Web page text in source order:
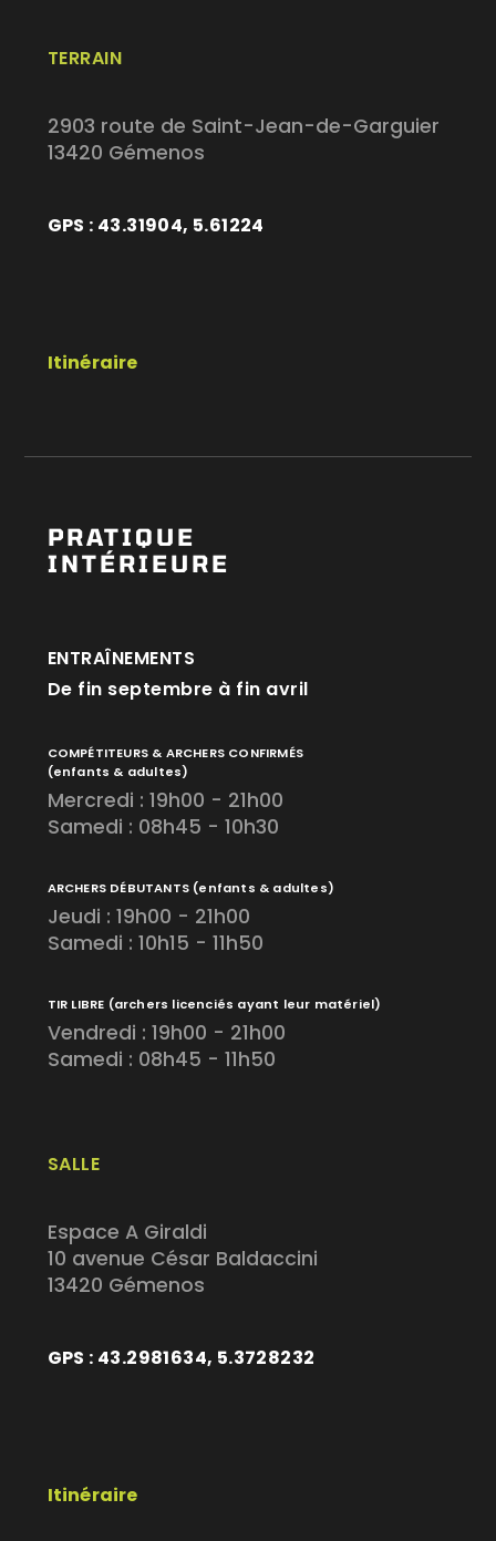
TERRAIN
2903 route de Saint-Jean-de-Garguier
13420 Gémenos
GPS : 43.31904, 5.61224
Itinéraire
PRATIQUE
INTÉRIEURE
SALLE
Espace A Giraldi
10 avenue César Baldaccini
13420 Gémenos
GPS : 43.2981634, 5.3728232
Itinéraire
ENTRAÎNEMENTS
De fin septembre à fin avril
COMPÉTITEURS & ARCHERS CONFIRMÉS
(enfants & adultes)
Mercredi : 19h00 - 21h00
Samedi : 08h45 - 10h30
ARCHERS DÉBUTANTS (enfants & adultes)
Jeudi : 19h00 - 21h00
Samedi : 10h15 - 11h50
TIR LIBRE (archers licenciés ayant leur matériel)
Vendredi : 19h00 - 21h00
Samedi : 08h45 - 11h50